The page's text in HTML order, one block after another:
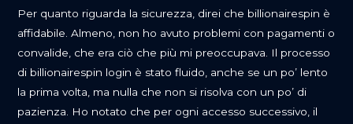
Per quanto riguarda la sicurezza, direi che billionairespin è
affidabile. Almeno, non ho avuto problemi con pagamenti o
convalide, che era ciò che più mi preoccupava. Il processo
di billionairespin login è stato fluido, anche se un po’ lento
la prima volta, ma nulla che non si risolva con un po’ di
pazienza. Ho notato che per ogni accesso successivo, il